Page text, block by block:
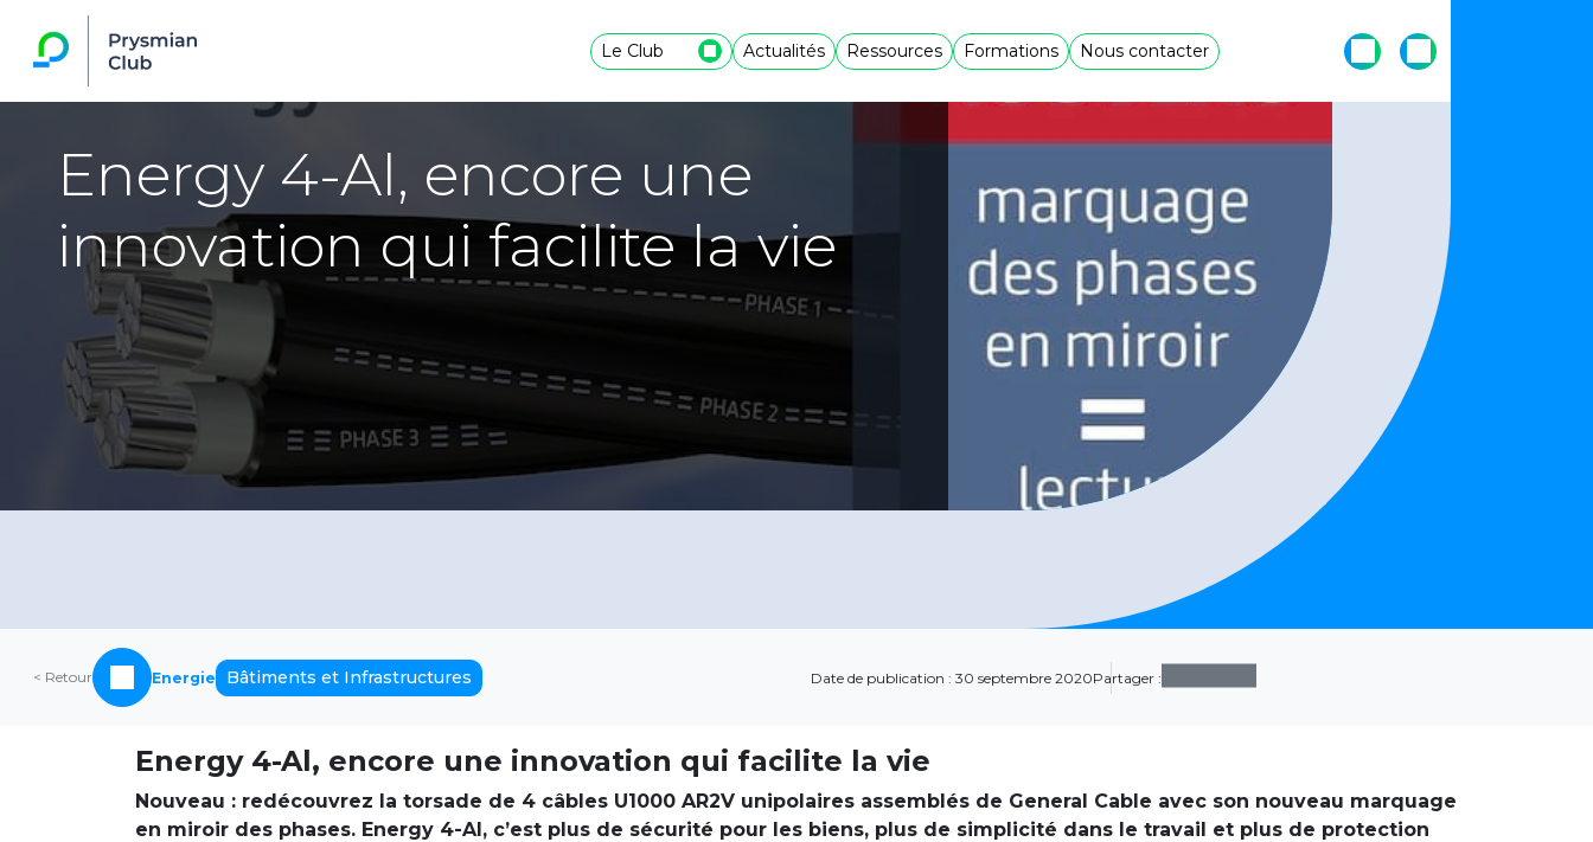
Le Club Actualités Ressources Formations Nous contacter
Energy 4-Al, encore une
innovation qui facilite la vie
< Retour Energie Bâtiments et Infrastructures
Energy 4-Al, encore une innovation qui facilite la vie
Nouveau : redécouvrez la torsade de 4 câbles U1000 AR2V unipolaires assemblés de General Cable avec son nouveau marquage
en miroir des phases. Energy 4-Al, c’est plus de sécurité pour les biens, plus de simplicité dans le travail et plus de protection
Date de publication : 30 septembre 2020Partager :